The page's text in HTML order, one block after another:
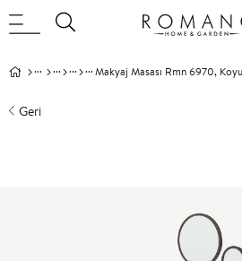
Makyaj Masası Rmn 6970,
Geri